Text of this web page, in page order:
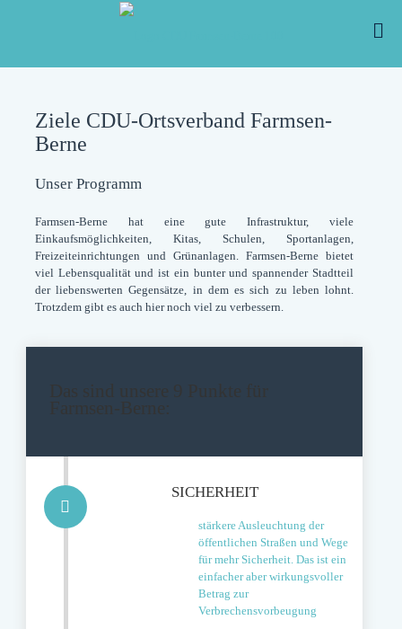
Ziele CDU-Ortsverband Farmsen-
Berne
Unser Programm
Farmsen-Berne hat eine gute Infrastruktur, viele
Einkaufsmöglichkeiten, Kitas, Schulen, Sportanlagen,
Freizeiteinrichtungen und Grünanlagen. Farmsen-Berne bietet
viel Lebensqualität und ist ein bunter und spannender Stadtteil
der liebenswerten Gegensätze, in dem es sich zu leben lohnt.
Trotzdem gibt es auch hier noch viel zu verbessern.
Das sind unsere 9 Punkte für
Farmsen-Berne:
SICHERHEIT
stärkere Ausleuchtung der
öffentlichen Straßen und Wege
für mehr Sicherheit. Das ist ein
einfacher aber wirkungsvoller
Betrag zur
Verbrechensvorbeugung